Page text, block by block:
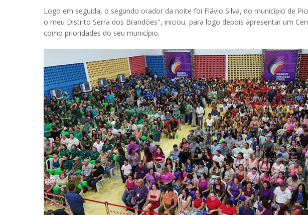
Logo em seguida, o segundo orador da noite foi Flávio Silva, do município de
o meu Distrito Serra dos Brandões", iniciou, para logo depois apresentar um
como prioridades do seu município.